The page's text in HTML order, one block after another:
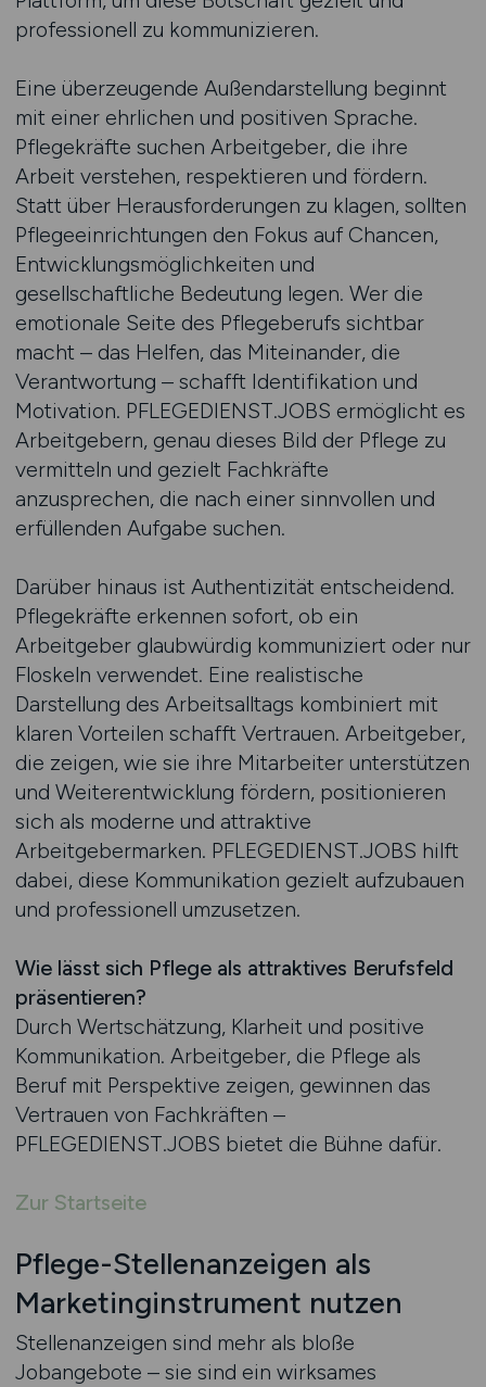
professionell zu kommunizieren.
Eine überzeugende Außendarstellung beginnt
mit einer ehrlichen und positiven Sprache.
Pflegekräfte suchen Arbeitgeber, die ihre
Arbeit verstehen, respektieren und fördern.
Statt über Herausforderungen zu klagen, sollten
Pflegeeinrichtungen den Fokus auf Chancen,
Entwicklungsmöglichkeiten und
gesellschaftliche Bedeutung legen. Wer die
emotionale Seite des Pflegeberufs sichtbar
macht – das Helfen, das Miteinander, die
Verantwortung – schafft Identifikation und
Motivation. PFLEGEDIENST.JOBS ermöglicht es
Arbeitgebern, genau dieses Bild der Pflege zu
vermitteln und gezielt Fachkräfte
anzusprechen, die nach einer sinnvollen und
erfüllenden Aufgabe suchen.
Darüber hinaus ist Authentizität entscheidend.
Pflegekräfte erkennen sofort, ob ein
Arbeitgeber glaubwürdig kommuniziert oder nur
Floskeln verwendet. Eine realistische
Darstellung des Arbeitsalltags kombiniert mit
klaren Vorteilen schafft Vertrauen. Arbeitgeber,
die zeigen, wie sie ihre Mitarbeiter unterstützen
und Weiterentwicklung fördern, positionieren
sich als moderne und attraktive
Arbeitgebermarken. PFLEGEDIENST.JOBS hilft
dabei, diese Kommunikation gezielt aufzubauen
und professionell umzusetzen.
Wie lässt sich Pflege als attraktives Berufsfeld
präsentieren?
Durch Wertschätzung, Klarheit und positive
Kommunikation. Arbeitgeber, die Pflege als
Beruf mit Perspektive zeigen, gewinnen das
Vertrauen von Fachkräften –
PFLEGEDIENST.JOBS bietet die Bühne dafür.
Zur Startseite
Pflege-Stellenanzeigen als
Marketinginstrument nutzen
Stellenanzeigen sind mehr als bloße
Jobangebote – sie sind ein wirksames